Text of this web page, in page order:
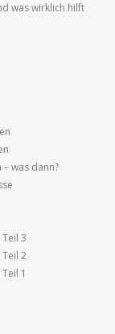
was wirklich hilft
was dann?
3
2
1